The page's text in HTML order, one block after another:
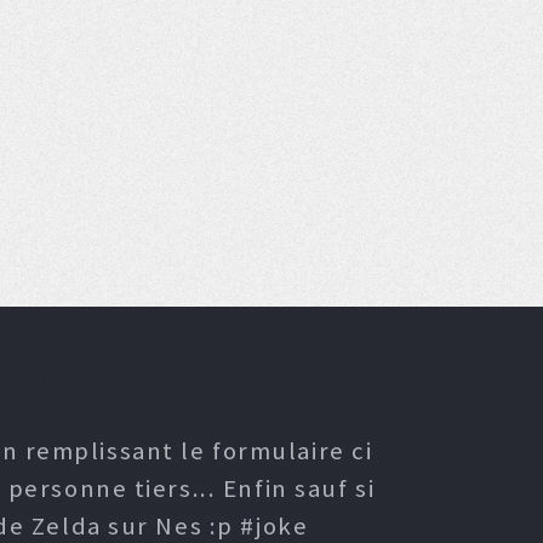
remplissant le formulaire ci
tiers... Enfin sauf si
Zelda sur Nes :p #joke